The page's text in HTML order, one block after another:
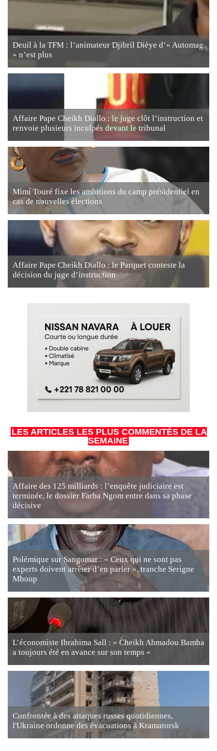
Deuil à la TFM : l’animateur Djibril Dièye d’« Automag
» n’est plus
Affaire Pape Cheikh Diallo : le juge clôt l’instruction et
renvoie plusieurs inculpés devant le tribunal
Mimi Touré fixe les ambitions du camp présidentiel en
cas de nouvelles élections
Affaire Pape Cheikh Diallo : le Parquet conteste la
décision du juge d’instruction
LES ARTICLES LES PLUS COMMENTÉS DE LA
SEMAINE
Affaire des 125 milliards : l’enquête judiciaire est
terminée, le dossier Farba Ngom entre dans sa phase
décisive
Polémique sur Sangomar : « Ceux qui ne sont pas
experts doivent arrêter d’en parler », tranche Serigne
Mboup
L’économiste Ibrahima Sall : « Cheikh Ahmadou Bamba
a toujours été en avance sur son temps »
Confrontée à des attaques russes quotidiennes,
l'Ukraine ordonne des évacuations à Kramatorsk